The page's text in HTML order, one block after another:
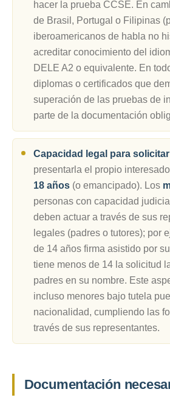
hacer la prueba CCSE. En
de Brasil, Portugal o Filipinas
iberoamericanos de habla no
acreditar conocimiento del
DELE A2 o equivalente. En
diplomas o certificados que
superación de las pruebas de
parte de la documentación
Capacidad legal para
presentarla el propio
18 años(o emancipado). Los
personas con capacidad
deben actuar a través de sus
legales (padres o tutores); por
de 14 años firma asistido por
tiene menos de 14 la solicitud
padres en su nombre. Este
incluso menores bajo tutela
nacionalidad, cumpliendo las
través de sus representantes.
Documentación